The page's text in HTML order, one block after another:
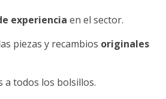
experiencia en el sector.
piezas y recambios originales
a todos los bolsillos.